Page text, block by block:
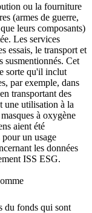
ou la fourniture
(armes de guerre,
leurs composants)
Les services
essais, le transport et
susmentionnés. Cet
sorte qu'il inclut
par exemple, dans
transportant des
une utilisation à la
à oxygène
aient été
un usage
les données
ISS ESG.
du fonds qui sont